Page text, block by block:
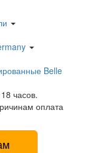
Belle
часов.
оплата